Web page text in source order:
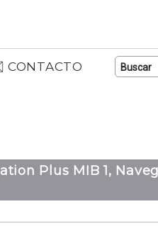
CONTACTO
Plus MIB 1,